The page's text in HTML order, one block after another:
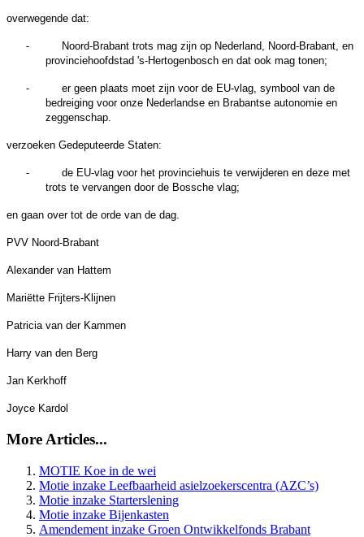
overwegende dat:
-
Noord-Brabant trots mag zijn op Nederland, Noord-Brabant, en
provinciehoofdstad 's-Hertogenbosch en dat ook mag tonen;
-
er geen plaats moet zijn voor de EU-vlag, symbool van de
bedreiging voor onze Nederlandse en Brabantse autonomie en
zeggenschap.
verzoeken Gedeputeerde Staten:
-
de EU-vlag voor het provinciehuis te verwijderen en deze met
trots te vervangen door de Bossche vlag;
en gaan over tot de orde van de dag.
PVV Noord-Brabant
Alexander van Hattem
Mariëtte Frijters-Klijnen
Patricia van der Kammen
Harry van den Berg
Jan Kerkhoff
Joyce Kardol
More Articles...
MOTIE Koe in de wei
Motie inzake Leefbaarheid asielzoekerscentra (AZC’s)
Motie inzake Starterslening
Motie inzake Bijenkasten
Amendement inzake Groen Ontwikkelfonds Brabant